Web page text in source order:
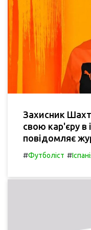
Захисник
свою кар'єру в
повідомляє
#Футболіст #